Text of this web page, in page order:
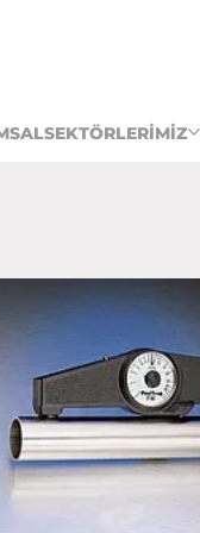
SEKTÖRLERİMİZ